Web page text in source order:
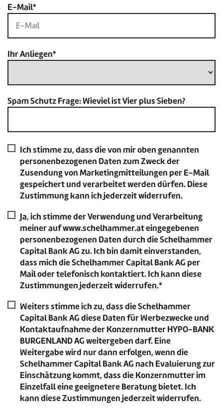
E-Mail*
Ihr Anliegen*
Spam Schutz Frage: Wieviel ist Vier plus Sieben?
Ich stimme zu, dass die von mir oben genannten
personenbezogenen Daten zum Zweck der
Zusendung von Marketingmitteilungen per E-Mail
gespeichert und verarbeitet werden dürfen. Diese
Zustimmung kann ich jederzeit widerrufen.
Ja, ich stimme der Verwendung und Verarbeitung
meiner auf www.schelhammer.at eingegebenen
personenbezogenen Daten durch die Schelhammer
Capital Bank AG zu. Ich bin damit einverstanden,
dass mich die Schelhammer Capital Bank AG per
Mail oder telefonisch kontaktiert. Ich kann diese
Zustimmungen jederzeit widerrufen.*
Weiters stimme ich zu, dass die Schelhammer
Capital Bank AG diese Daten für Werbezwecke und
Kontaktaufnahme der Konzernmutter HYPO-BANK
BURGENLAND AG weitergeben darf. Eine
Weitergabe wird nur dann erfolgen, wenn die
Schelhammer Capital Bank AG nach Evaluierung zur
Einschätzung kommt, dass die Konzernmutter im
Einzelfall eine geeignetere Beratung bietet. Ich
kann diese Zustimmungen jederzeit widerrufen.